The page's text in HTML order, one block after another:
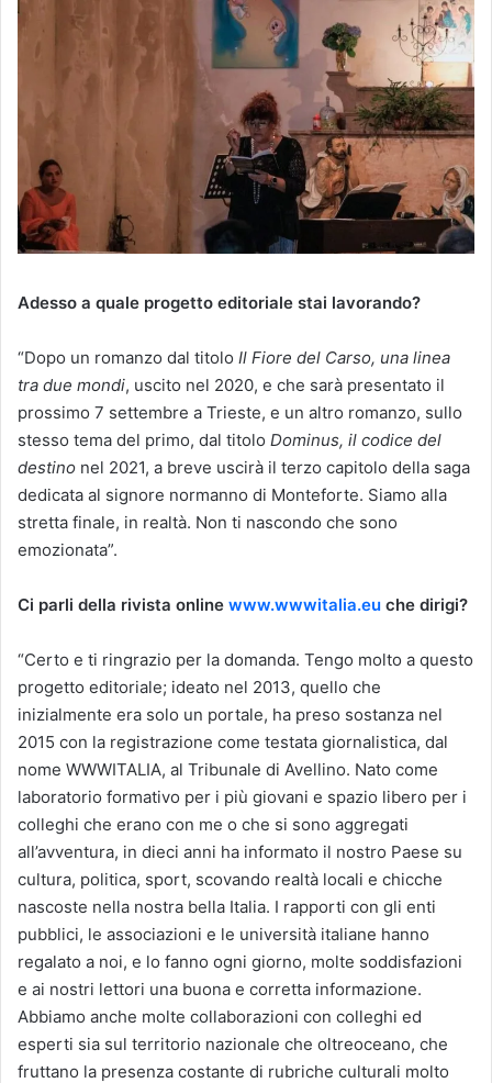
Adesso a quale progetto editoriale stai lavorando?
“Dopo un romanzo dal titolo Il Fiore del Carso, una linea
tra due mondi, uscito nel 2020, e che sarà presentato il
prossimo 7 settembre a Trieste, e un altro romanzo, sullo
stesso tema del primo, dal titolo Dominus, il codice del
destino nel 2021, a breve uscirà il terzo capitolo della saga
dedicata al signore normanno di Monteforte. Siamo alla
stretta finale, in realtà. Non ti nascondo che sono
emozionata”.
Ci parli della rivista online www.wwwitalia.eu che dirigi?
“Certo e ti ringrazio per la domanda. Tengo molto a questo
progetto editoriale; ideato nel 2013, quello che
inizialmente era solo un portale, ha preso sostanza nel
2015 con la registrazione come testata giornalistica, dal
nome WWWITALIA, al Tribunale di Avellino. Nato come
laboratorio formativo per i più giovani e spazio libero per i
colleghi che erano con me o che si sono aggregati
all’avventura, in dieci anni ha informato il nostro Paese su
cultura, politica, sport, scovando realtà locali e chicche
nascoste nella nostra bella Italia. I rapporti con gli enti
pubblici, le associazioni e le università italiane hanno
regalato a noi, e lo fanno ogni giorno, molte soddisfazioni
e ai nostri lettori una buona e corretta informazione.
Abbiamo anche molte collaborazioni con colleghi ed
esperti sia sul territorio nazionale che oltreoceano, che
fruttano la presenza costante di rubriche culturali molto